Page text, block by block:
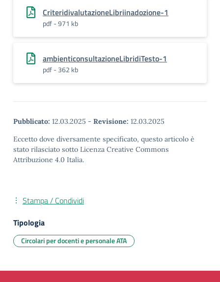
CriteridivalutazioneLibriinadozione-1
pdf - 971 kb
ambienticonsultazioneLibridiTesto-1
pdf - 362 kb
Pubblicato: 12.03.2025 - Revisione: 12.03.2025
Eccetto dove diversamente specificato, questo articolo è
stato rilasciato sotto Licenza Creative Commons
Attribuzione 4.0 Italia.
Stampa / Condividi
Tipologia
Circolari per docenti e personale ATA